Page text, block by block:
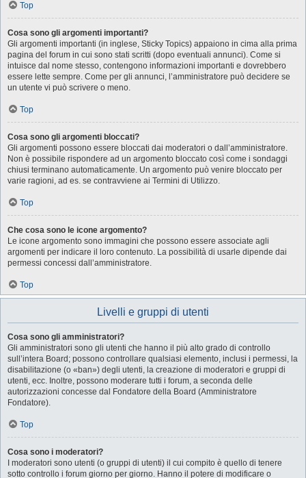
Top
Cosa sono gli argomenti importanti?
Gli argomenti importanti (in inglese, Sticky Topics) appaiono in cima alla prima
pagina del forum in cui sono stati scritti (dopo eventuali annunci). Come si
intuisce dal nome stesso, contengono informazioni importanti e dovrebbero
essere lette sempre. Come per gli annunci, l’amministratore può decidere se
un utente vi può scrivere o meno.
Top
Cosa sono gli argomenti bloccati?
Gli argomenti possono essere bloccati dai moderatori o dall’amministratore.
Non è possibile rispondere ad un argomento bloccato così come i sondaggi
chiusi terminano automaticamente. Un argomento può venire bloccato per
varie ragioni, ad es. se contravviene ai Termini di Utilizzo.
Top
Che cosa sono le icone argomento?
Le icone argomento sono immagini che possono essere associate agli
argomenti per indicare il loro contenuto. La possibilità di usarle dipende dai
permessi concessi dall’amministratore.
Top
Livelli e gruppi di utenti
Cosa sono gli amministratori?
Gli amministratori sono gli utenti che hanno il più alto grado di controllo
sull’intera Board; possono controllare qualsiasi elemento, inclusi i permessi, la
disabilitazione (o «ban») degli utenti, la creazione di moderatori e gruppi di
utenti, ecc. Inoltre, possono moderare tutti i forum, a seconda delle
autorizzazioni concesse dal Fondatore della Board (Amministratore
Fondatore).
Top
Cosa sono i moderatori?
I moderatori sono utenti (o gruppi di utenti) il cui compito è quello di tenere
sotto controllo i forum giorno per giorno. Hanno il potere di modificare o